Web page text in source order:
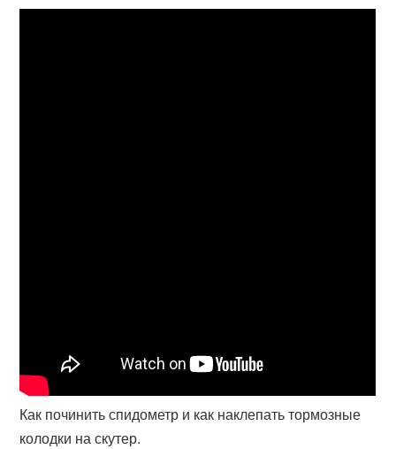
Как починить спидометр и как наклепать тормозные
колодки на скутер.